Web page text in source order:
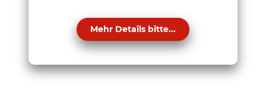
Mehr Details bitte...